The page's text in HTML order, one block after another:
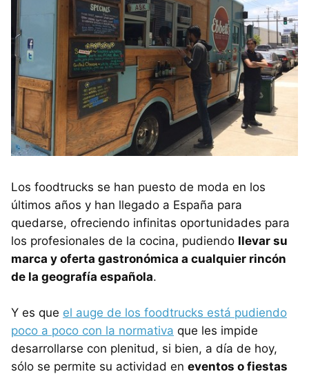
Los foodtrucks se han puesto de moda en los
últimos años y han llegado a España para
quedarse, ofreciendo infinitas oportunidades para
los profesionales de la cocina, pudiendo llevar su
marca y oferta gastronómica a cualquier rincón
de la geografía española.
Y es que el auge de los foodtrucks está pudiendo
poco a poco con la normativa que les impide
desarrollarse con plenitud, si bien, a día de hoy,
sólo se permite su actividad en eventos o fiestas